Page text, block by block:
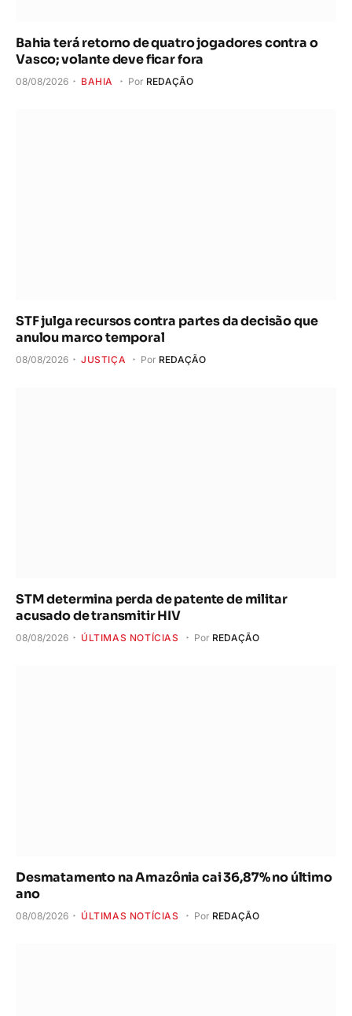
Bahia terá retorno de quatro jogadores contra o
Vasco; volante deve ficar fora
08/08/2026 BAHIA Por REDAÇÃO
STF julga recursos contra partes da decisão que
anulou marco temporal
08/08/2026 JUSTIÇA Por REDAÇÃO
STM determina perda de patente de militar
acusado de transmitir HIV
08/08/2026 ÚLTIMAS NOTÍCIAS Por REDAÇÃO
Desmatamento na Amazônia cai 36,87% no último
ano
08/08/2026 ÚLTIMAS NOTÍCIAS Por REDAÇÃO